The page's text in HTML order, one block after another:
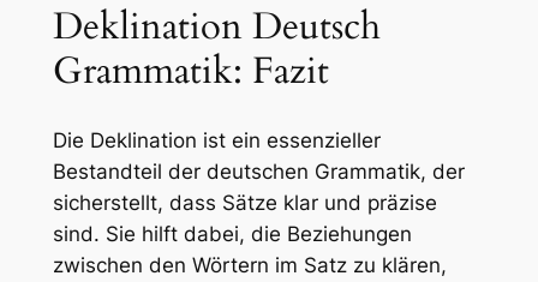
Deklination Deutsch
Grammatik: Fazit
Die Deklination ist ein essenzieller
Bestandteil der deutschen Grammatik, der
sicherstellt, dass Sätze klar und präzise
sind. Sie hilft dabei, die Beziehungen
zwischen den Wörtern im Satz zu klären,